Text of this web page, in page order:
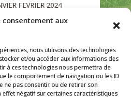
consentement aux
nous utilisons des technologies
et/ou accéder aux informations des
à ces technologies nous permettra de
le comportement de navigation ou les ID
ne pas consentir ou de retirer son
négatif sur certaines caractéristiques
FEVRIER 2024
Province de Liège
OUVERTES